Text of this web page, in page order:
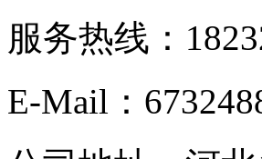
服务热线：
E-Mail：